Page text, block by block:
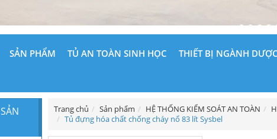
SẢN PHẨM TỦ AN TOÀN SINH HỌC THIẾT BỊ NGÀNH DƯỢC
Trang chủ Sản phẩm HỆ THỐNG KIỂM SOÁT AN TOÀN
Tủ đựng hóa chất chống cháy nổ 83 lít Sysbel